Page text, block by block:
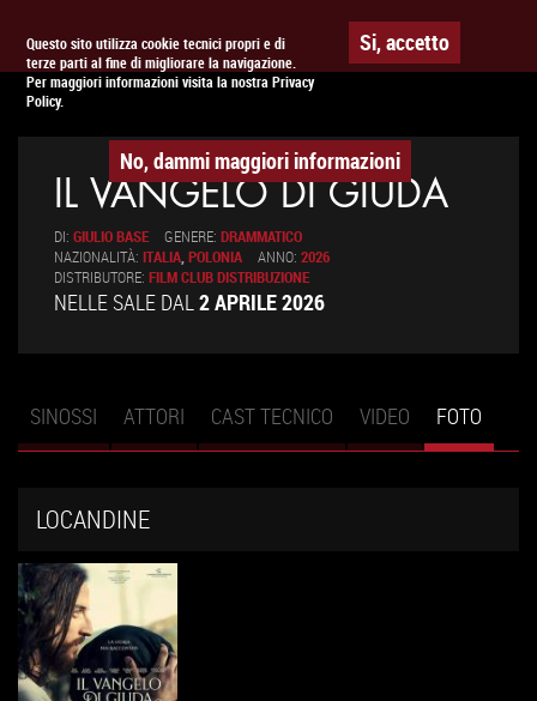
Questo sito utilizza cookie tecnici propri e di
terze parti al fine di migliorare la navigazione.
Per maggiori informazioni visita la nostra Privacy
Policy.
Si, accetto
No, dammi maggiori informazioni
APPUNTAMENTO AL CINEMA
IL VANGELO DI GIUDA
DI: GIULIO BASE GENERE: DRAMMATICO
NAZIONALITÀ: ITALIA,POLONIA ANNO: 2026
DISTRIBUTORE: FILM CLUB DISTRIBUZIONE
NELLE SALE DAL2 APRILE 2026
Schede primarie
SINOSSI ATTORI CAST TECNICO VIDEO FOTO
LOCANDINE